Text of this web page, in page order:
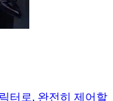
터로, 완전히 제어할